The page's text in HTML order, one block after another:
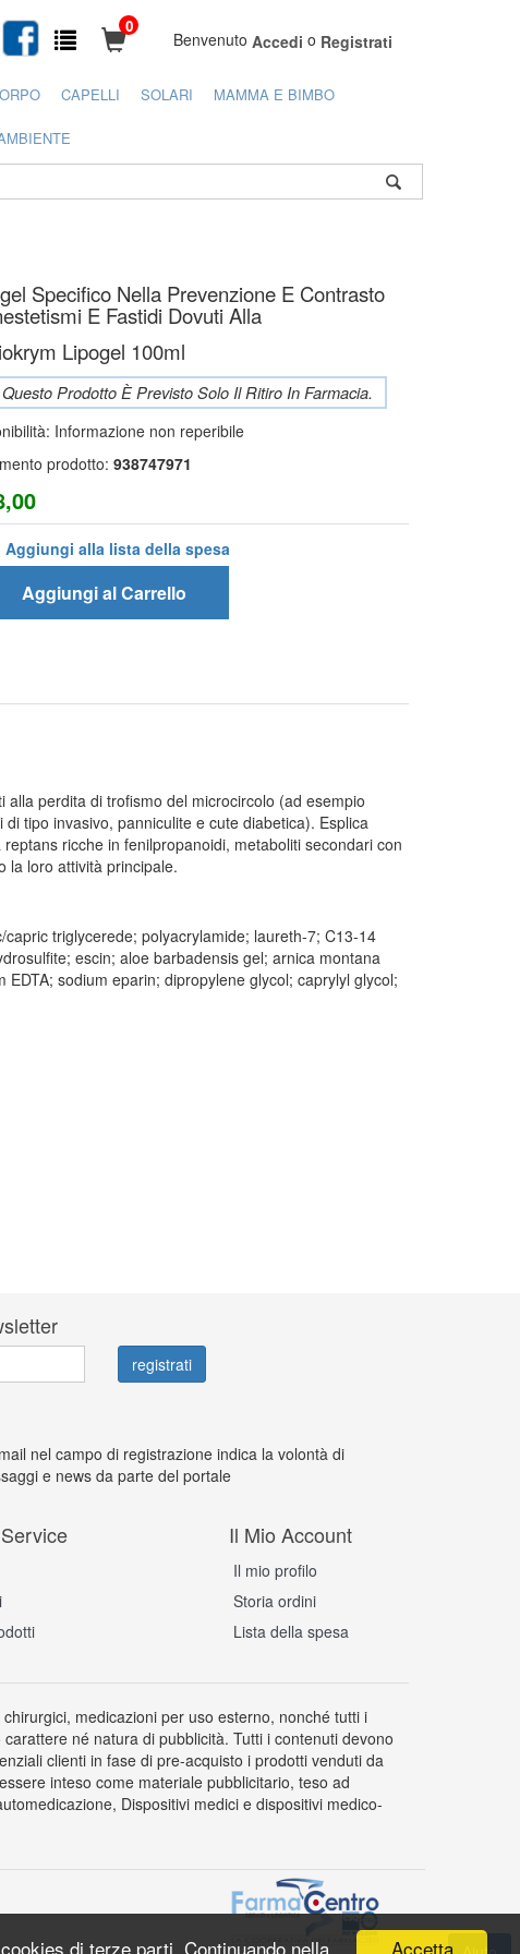
Accetta
di terze parti. Continuando nella
Benvenuto Accedi o Registrati
0
CAPELLI SOLARI MAMMA E BIMBO
Specifico Nella Prevenzione E Contrasto
E Fastidi Dovuti Alla
Lipogel 100ml
Prodotto È Previsto Solo Il Ritiro In Farmacia.
Informazione non reperibile
prodotto:938747971
Aggiungi alla lista della spesa
Aggiungi al Carrello
perdita di trofismo del microcircolo (ad esempio
tipo invasivo, panniculite e cute diabetica). Esplica
ricche in fenilpropanoidi, metaboliti secondari con
la loro attività principale.
triglycerede; polyacrylamide; laureth-7; C13-14
escin; aloe barbadensis gel; arnica montana
sodium eparin; dipropylene glycol; caprylyl glycol;
nel campo di registrazione indica la volontà di
e news da parte del portale
Il Mio Account
Il mio profilo
Storia ordini
Lista della spesa
medicazioni per uso esterno, nonché tutti i
né natura di pubblicità. Tutti i contenuti devono
clienti in fase di pre-acquisto i prodotti venduti da
inteso come materiale pubblicitario, teso ad
Dispositivi medici e dispositivi medico-